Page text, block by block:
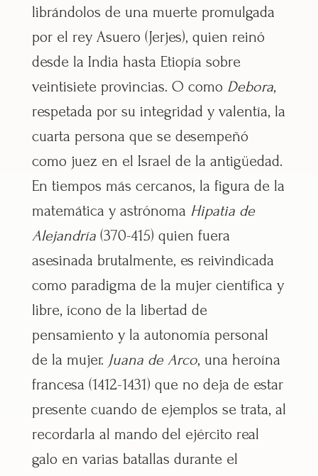
librándolos de una muerte promulgada
por el rey Asuero (Jerjes), quien reinó
desde la India hasta Etiopía sobre
veintisiete provincias. O como Debora,
respetada por su integridad y valentía, la
cuarta persona que se desempeñó
como juez en el Israel de la antigüedad.
En tiempos más cercanos, la figura de la
matemática y astrónoma Hipatia de
Alejandría(370-415) quien fuera
asesinada brutalmente, es reivindicada
como paradigma de la mujer científica y
libre, ícono de la libertad de
pensamiento y la autonomía personal
de la mujer. Juana de Arco, una heroína
francesa (1412-1431) que no deja de estar
presente cuando de ejemplos se trata, al
recordarla al mando del ejército real
galo en varias batallas durante el